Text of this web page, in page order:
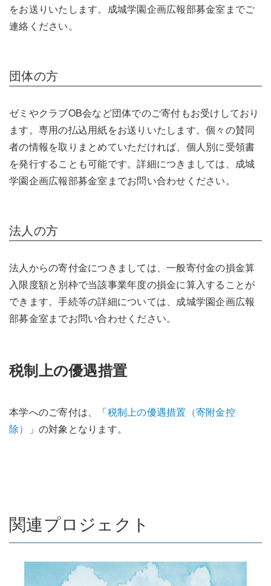
をお送りいたします。成城学園企画広報部募金室までご
連絡ください。
団体の方
ゼミやクラブOB会など団体でのご寄付もお受けしており
ます。専用の払込用紙をお送りいたします。個々の賛同
者の情報を取りまとめていただければ、個人別に受領書
を発行することも可能です。詳細につきましては、成城
学園企画広報部募金室までお問い合わせください。
法人の方
法人からの寄付金につきましては、一般寄付金の損金算
入限度額と別枠で当該事業年度の損金に算入することが
できます。手続等の詳細については、成城学園企画広報
部募金室までお問い合わせください。
税制上の優遇措置
本学へのご寄付は、「税制上の優遇措置（寄附金控
除）
」の対象となります。
関連プロジェクト